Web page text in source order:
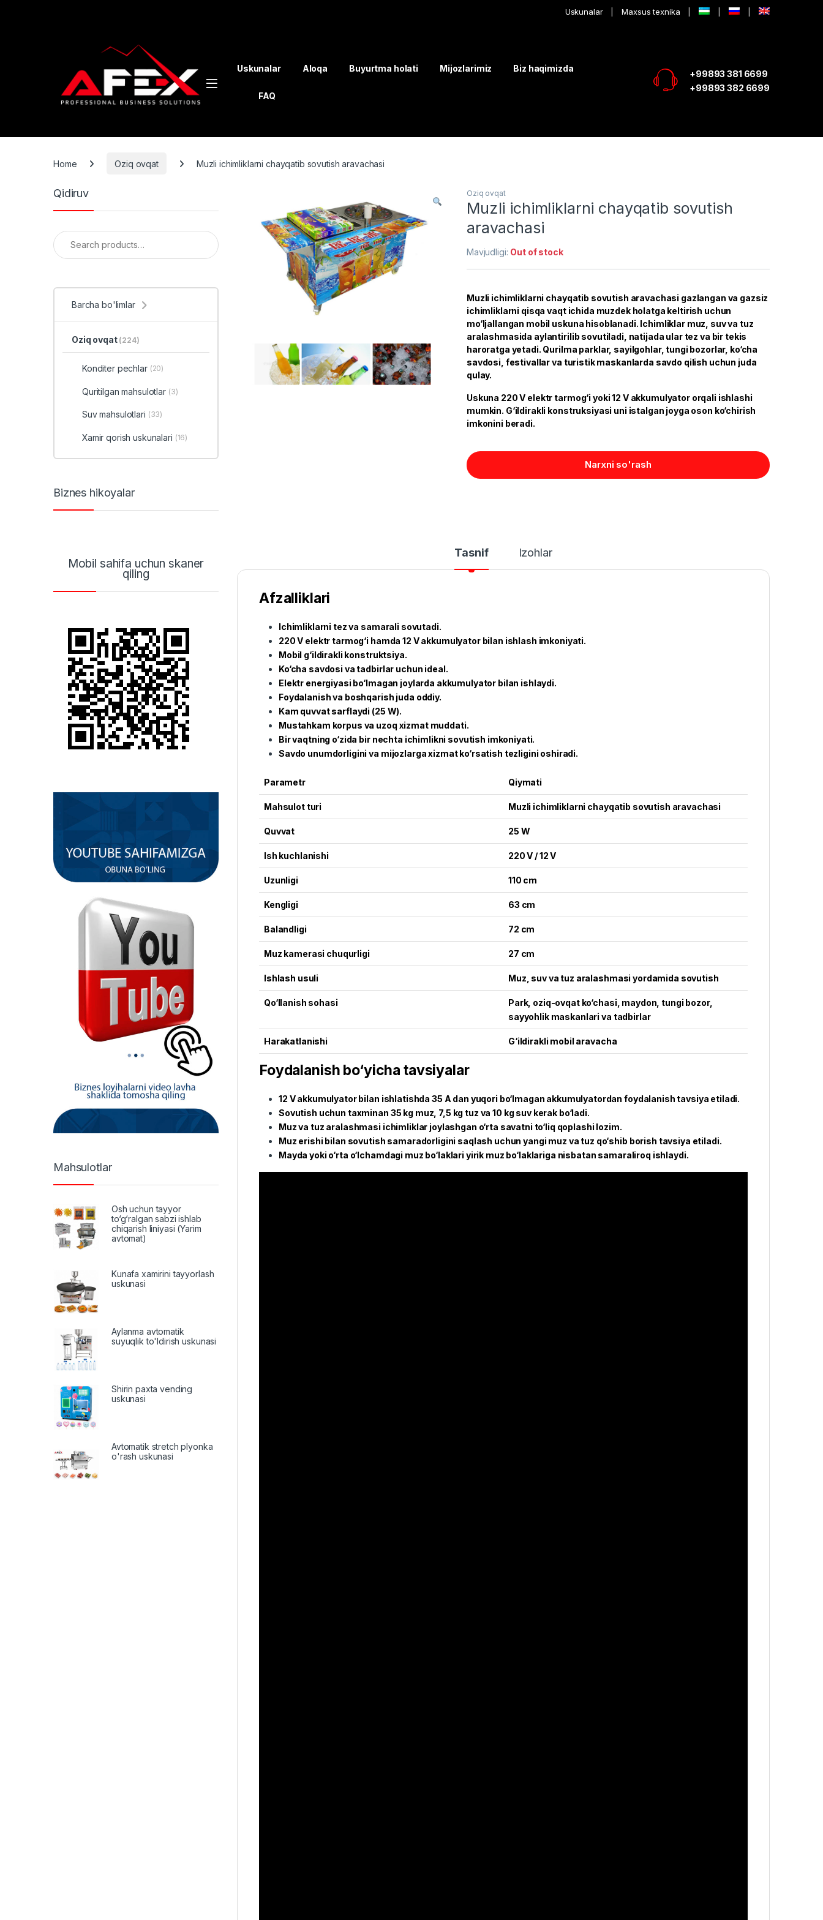
Uskunalar Maxsus texnika
Uskunalar Aloqa Buyurtma holati Mijozlarimiz Biz haqimizda
FAQ
+99893 381 6699
+99893 382 6699
Home Oziq ovqat Muzli ichimliklarni chayqatib sovutish aravachasi
Oziq ovqat
Muzli ichimliklarni chayqatib sovutish
aravachasi
Mavjudligi: Out of stock
Muzli ichimliklarni chayqatib sovutish aravachasi gazlangan va gazsiz
ichimliklarni qisqa vaqt ichida muzdek holatga keltirish uchun
mo‘ljallangan mobil uskuna hisoblanadi. Ichimliklar muz, suv va tuz
aralashmasida aylantirilib sovutiladi, natijada ular tez va bir tekis
haroratga yetadi. Qurilma parklar, sayilgohlar, tungi bozorlar, ko‘cha
savdosi, festivallar va turistik maskanlarda savdo qilish uchun juda
qulay.
Uskuna 220 V elektr tarmog‘i yoki 12 V akkumulyator orqali ishlashi
mumkin. G‘ildirakli konstruksiyasi uni istalgan joyga oson ko‘chirish
imkonini beradi.
Narxni so'rash
Tasnif Izohlar
Afzalliklari
Ichimliklarni tez va samarali sovutadi.
220 V elektr tarmog‘i hamda 12 V akkumulyator bilan ishlash imkoniyati.
Mobil g‘ildirakli konstruktsiya.
Ko‘cha savdosi va tadbirlar uchun ideal.
Elektr energiyasi bo‘lmagan joylarda akkumulyator bilan ishlaydi.
Foydalanish va boshqarish juda oddiy.
Kam quvvat sarflaydi (25 W).
Mustahkam korpus va uzoq xizmat muddati.
Bir vaqtning o‘zida bir nechta ichimlikni sovutish imkoniyati.
Savdo unumdorligini va mijozlarga xizmat ko‘rsatish tezligini oshiradi.
Parametr Qiymati
Mahsulot turi Muzli ichimliklarni chayqatib sovutish aravachasi
Quvvat 25 W
Ish kuchlanishi 220 V / 12 V
Uzunligi 110 cm
Kengligi 63 cm
Balandligi 72 cm
Muz kamerasi chuqurligi 27 cm
Ishlash usuli Muz, suv va tuz aralashmasi yordamida sovutish
Qo‘llanish sohasi
Park, oziq-ovqat ko‘chasi, maydon, tungi bozor,
sayyohlik maskanlari va tadbirlar
Harakatlanishi G‘ildirakli mobil aravacha
Foydalanish bo‘yicha tavsiyalar
12 V akkumulyator bilan ishlatishda 35 A dan yuqori bo‘lmagan akkumulyatordan foydalanish tavsiya etiladi.
Sovutish uchun taxminan 35 kg muz, 7,5 kg tuz va 10 kg suv kerak bo‘ladi.
Muz va tuz aralashmasi ichimliklar joylashgan o‘rta savatni to‘liq qoplashi lozim.
Muz erishi bilan sovutish samaradorligini saqlash uchun yangi muz va tuz qo‘shib borish tavsiya etiladi.
Mayda yoki o‘rta o‘lchamdagi muz bo‘laklari yirik muz bo‘laklariga nisbatan samaraliroq ishlaydi.
Qidiruv
Search for:
Barcha bo'limlar
Oziq ovqat (224)
Konditer pechlar (20)
Quritilgan mahsulotlar (3)
Suv mahsulotlari (33)
Xamir qorish uskunalari (16)
Biznes hikoyalar
Mobil sahifa uchun skaner
qiling
Mahsulotlar
Osh uchun tayyor
to‘g‘ralgan sabzi ishlab
chiqarish liniyasi (Yarim
avtomat)
Kunafa xamirini tayyorlash
uskunasi
Aylanma avtomatik
suyuqlik to'ldirish uskunasi
Shirin paxta vending
uskunasi
Avtomatik stretch plyonka
o'rash uskunasi